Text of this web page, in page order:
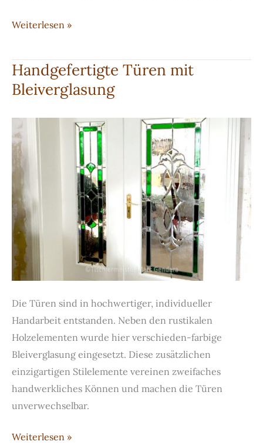
Handgefertigte
in
Lärche
Weiterlesen »
Handgefertigte Türen mit
Bleiverglasung
Die Türen sind in hochwertiger, individueller
Handarbeit entstanden. Neben den rustikalen
Holzelementen wurde hier verschieden-farbige
Bleiverglasung eingesetzt. Diese zusätzlichen
einzigartigen Stilelemente vereinen zweifaches
handwerkliches Können und machen die Türen
unverwechselbar.
Handgefertigte
Weiterlesen »